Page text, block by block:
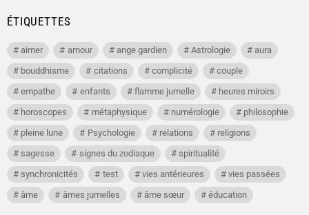
ÉTIQUETTES
aimer amour ange gardien Astrologie
aura
bouddhisme
citations complicité
couple
empathe
enfants flamme jumelle
heures miroirs
horoscopes
métaphysique numérologie
philosophie
pleine lune
Psychologie relations
religions
sagesse
signes du zodiaque
spiritualité
synchronicités
test vies antérieures
vies passées
âme
âmes jumelles âme sœur éducation